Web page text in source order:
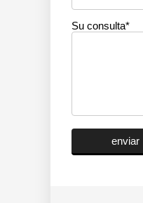
Su consulta*